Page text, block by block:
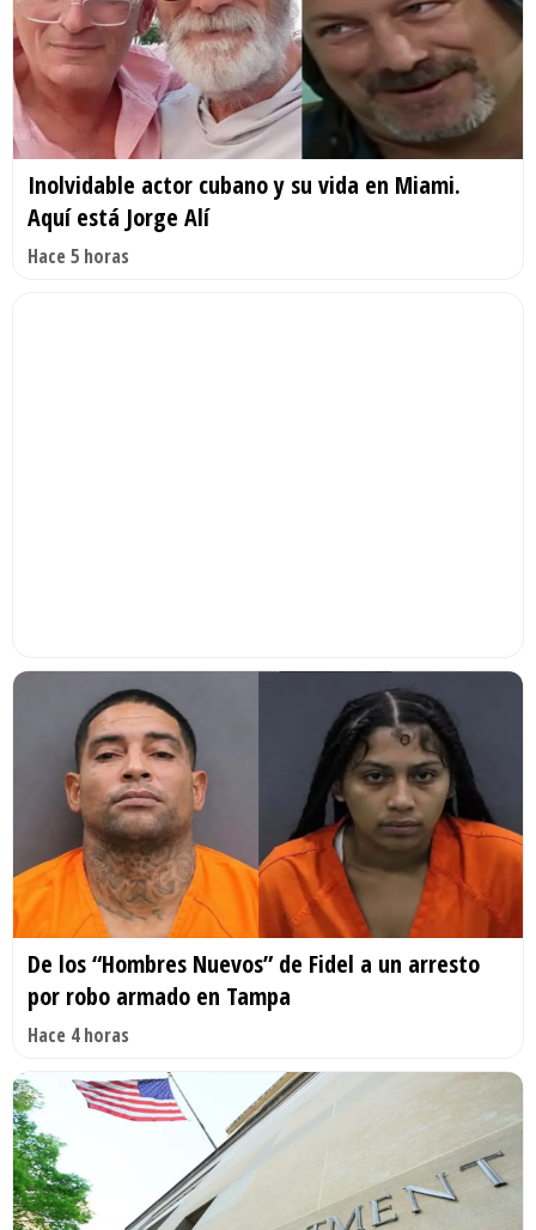
Inolvidable actor cubano y su vida en Miami.
Aquí está Jorge Alí
Hace 5 horas
De los “Hombres Nuevos” de Fidel a un arresto
por robo armado en Tampa
Hace 4 horas